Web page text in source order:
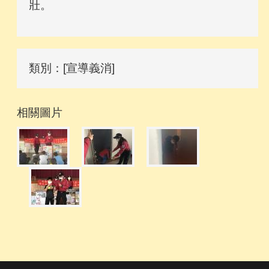
壯。
類別：[宣導義消]
相關圖片